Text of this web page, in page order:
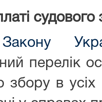
судового
перелік
збору в усіх